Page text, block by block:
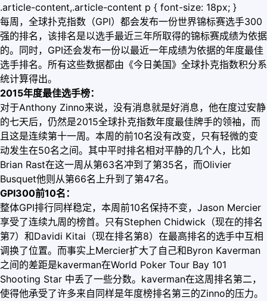
.article-content,.article-content p { font-size: 18px; }
每周，全球扑克指数（GPI）都会发布一份世界锦标赛选手300
强的排名，该排名是以选手最近三年所取得的锦标赛成绩为依据
的。同时，GPI还会发布一份以最近一年成绩为依据的年度最佳
选手排名。所有这些数据都由《今日美国》全球扑克指数积分系
统计算得出。
2015年度最佳选手榜：
对于Anthony Zinno来说，没有消息就是好消息，他在度过安静
的七天后，仍然是2015全球扑克指数年度最佳牌手的领袖，而
且这是连续第十一周。本周的前10名没有改变，只有轻微的变
动发生在50名之间。其中平时排名相对平静的几个人，比如
Brian Rast在这一周从第63名冲到了第35名，而Olivier
Busquet他则从第66名上升到了第47名。
GPI300前10名：
整体GPI排行同样稳定，本周前10名保持不变，Jason Mercier
享受了连续九周的榜首。只有Stephen Chidwick（现在的排名
第7）和Davidi Kitai（现在排名第8）在最高排名的选手中互相
调换了位置。而事实上Mercier扩大了自己和Byron Kaverman
之间的差距是kaverman在World Poker Tour Bay 101
Shooting Star 中丢了一些分数。kaverman在这周排名第二，
使得他承受了许多来自同样是年度榜排名第三的Zinno的压力。